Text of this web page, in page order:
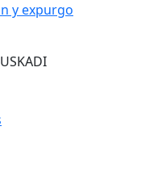
y expurgo